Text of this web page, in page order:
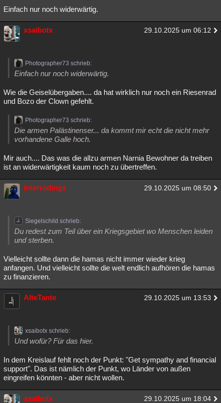
Einfach nur noch widerwärtig.
xsaibotx 29.10.2025 um 06:12
Photographer73 schrieb:
Einfach nur noch widerwärtig.
Wie die Geiselübergaben.... da hat wirklich nur noch ein Riesenrad
und Bozo der Clown gefehlt.
Photographer73 schrieb:
Die armen Palästinenser... da kommt mir echt die nicht mehr
vorhandene Galle hoch.
Mir auch.... Das was die allzu armen Narnia Bewohner da treiben
ist an widerwärtigkeit kaum noch zu übertreffen.
interrodings 29.10.2025 um 08:50
Siegelschild schrieb:
Du redest zum Teil über ein Kriegsgebiet wo Menschen leiden
und sterben.
Vielleicht sollte dann die hamas nicht immer wieder krieg
anfangen. Und vielleicht sollte die welt endlich aufhören die hamas
zu finanzieren.
AlteTante 29.10.2025 um 13:53
xsaibotx schrieb:
Und wofür? Für das hier.
In dem Kreislauf fehlt noch der Punkt: "Get sympathy and financial
support". Das ist nämlich der Punkt, wo Länder von außen
eingreifen könnten - aber nicht wollen.
xsaibotx 29.10.2025 um 18:04